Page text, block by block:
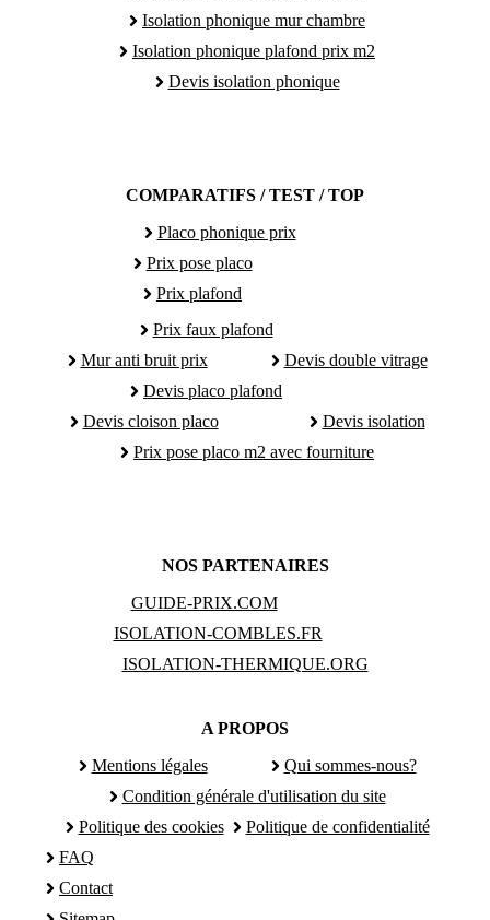
Isolation phonique mur chambre
Isolation phonique plafond prix m2
Devis isolation phonique
COMPARATIFS / TEST / TOP
Placo phonique prix
Prix pose placo
Prix plafond
Prix faux plafond
Mur anti bruit prix
Devis double vitrage
Devis placo plafond
Devis cloison placo
Devis isolation
Prix pose placo m2 avec fourniture
NOS PARTENAIRES
GUIDE-PRIX.COM
ISOLATION-COMBLES.FR
ISOLATION-THERMIQUE.ORG
A PROPOS
Mentions légales
Qui sommes-nous?
Condition générale d'utilisation du site
Politique des cookies
Politique de confidentialité
FAQ
Contact